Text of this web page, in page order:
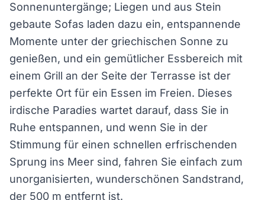
Sonnenuntergänge; Liegen und aus Stein
gebaute Sofas laden dazu ein, entspannende
Momente unter der griechischen Sonne zu
genießen, und ein gemütlicher Essbereich mit
einem Grill an der Seite der Terrasse ist der
perfekte Ort für ein Essen im Freien. Dieses
irdische Paradies wartet darauf, dass Sie in
Ruhe entspannen, und wenn Sie in der
Stimmung für einen schnellen erfrischenden
Sprung ins Meer sind, fahren Sie einfach zum
unorganisierten, wunderschönen Sandstrand,
der 500 m entfernt ist.